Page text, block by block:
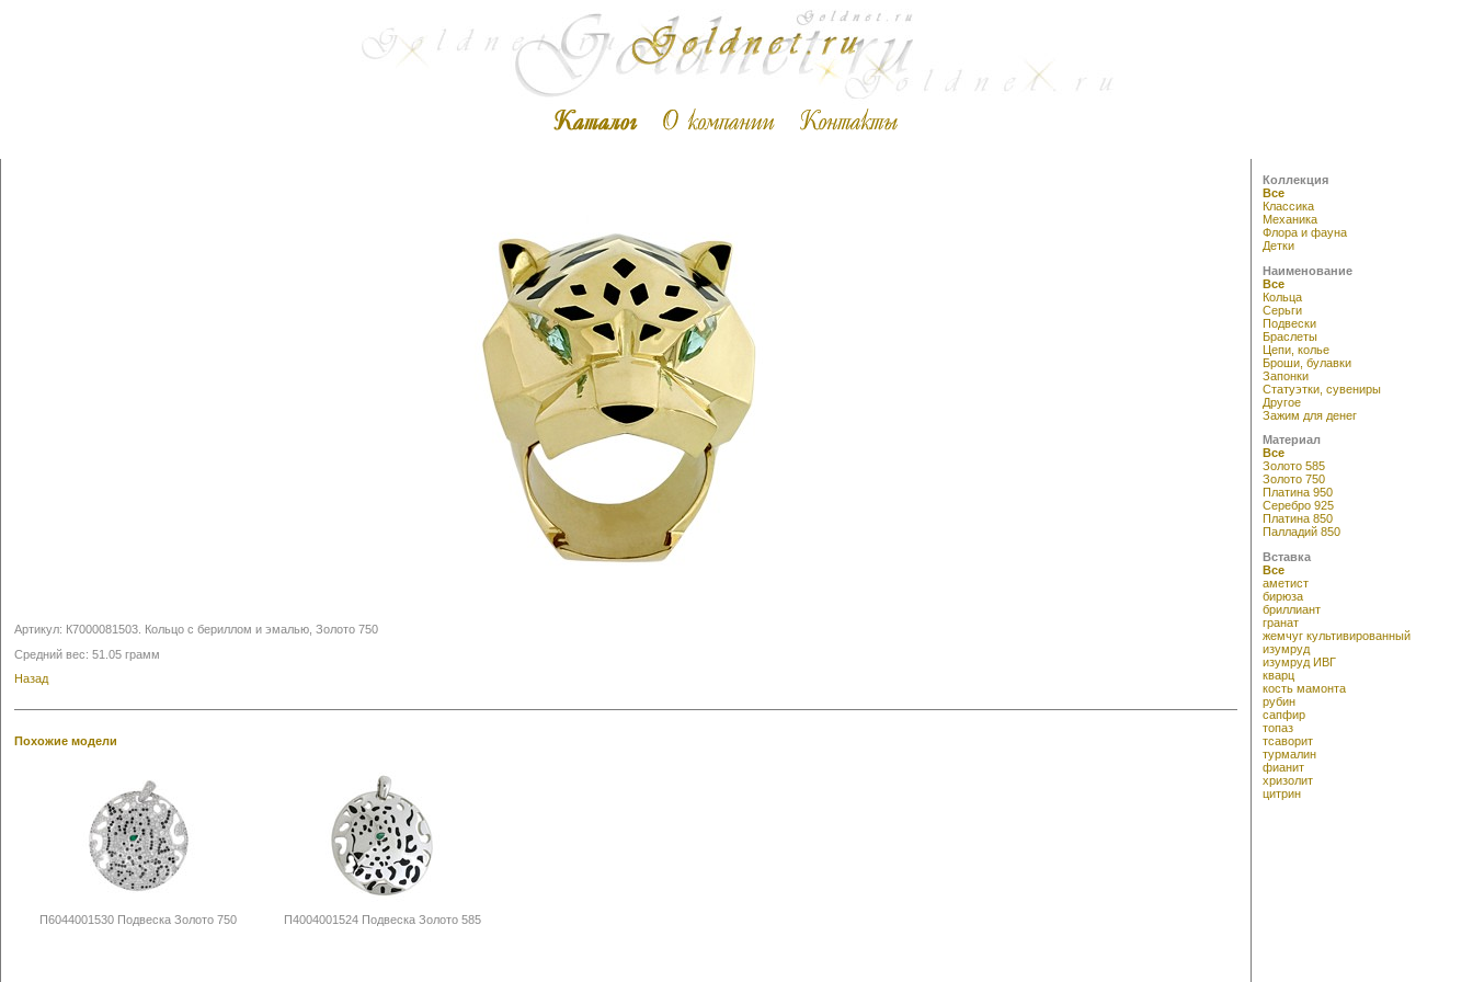
Артикул: К7000081503 Кольцо с бериллом и эмалью, Золото 750
Средний вес: 51.05 грамм
Назад
Похожие модели
П6044001530 Подвеска Золото 750 П4004001524 Подвеска Золото 585
Коллекция
Все
Классика
Механика
Флора и фауна
Детки
Наименование
Все
Кольца
Серьги
Подвески
Браслеты
Цепи, колье
Броши, булавки
Запонки
Статуэтки, сувениры
Другое
Зажим для денег
Материал
Все
Золото 585
Золото 750
Платина 950
Серебро 925
Платина 850
Палладий 850
Вставка
Все
аметист
бирюза
бриллиант
гранат
жемчуг культивированный
изумруд
изумруд ИВГ
кварц
кость мамонта
рубин
сапфир
топаз
тсаворит
турмалин
фианит
хризолит
цитрин